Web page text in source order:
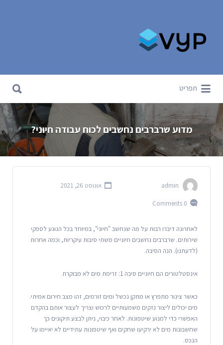
תפריט
מדוע שרברבים נחשבים לכוח עבודה חיוני?
admin אוגוסט 26, 2021
0 Comments
לאחרונה דיברו רבות על מה שנחשב "חיוני", במיוחד בכל הנוגע לספקי
שירותים. שרברבים נחשבים חיוניים משתי סיבות עיקריות, וכמה אחרות
(לדעתנו). הנה הסיבה.
אינסטלטורים הם חיוניים סיבה 1: זרימת מים לא מבוקרת
כאשר צינור מתפרץ או מתקן נכשל ומים זורמים, זהו מצב חירום אמיתי.
מים יכולים ליצור נזקים משמעותיים לרכוש וצריך לעצור אותם בהקדם
האפשרי כדי למנוע שיטפונות. לאחר כיבוי, ניתן לבצע תיקונים כך
שחשבונות מים לא ירקיעו שחקים ואף שיטפונות עתידיים לא יאיימו על
הנכס.